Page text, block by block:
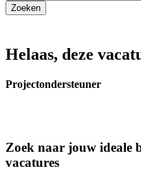
Helaas, deze
Projectondersteuner
Zoek naar jouw ideale
vacatures